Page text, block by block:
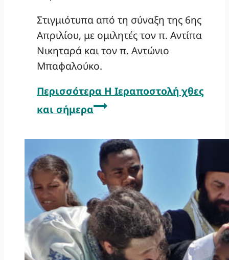
Στιγμιότυπα από τη σύναξη της 6ης
Απριλίου, με ομιλητές τον π. Αντίπα
Νικηταρά και τον π. Αντώνιο
Μπαφαλούκο.
Περισσότερα Η Ιεραποστολή χθες
και σήμερα